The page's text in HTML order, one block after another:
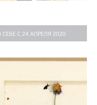
С 24 АПРЕЛЯ 2020